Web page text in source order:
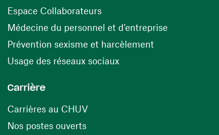
Espace Collaborateurs(ouvre une nouvelle fenêtre)
Médecine du personnel et d’entreprise
Prévention sexisme et harcèlement
Usage des réseaux sociaux(ouvre une nouvelle
Carrière
Carrières au CHUV(ouvre une nouvelle fenêtre)
Nos postes ouverts(ouvre une nouvelle fenêtre)